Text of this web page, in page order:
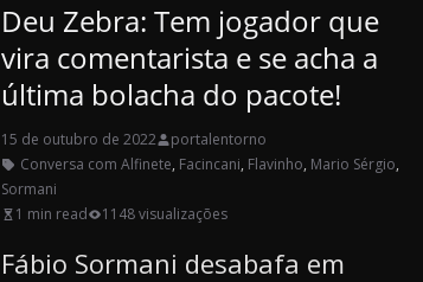
Deu Zebra: Tem jogador que
vira comentarista e se acha a
última bolacha do pacote!
15 de outubro de 2022
portalentorno
Conversa com Alfinete, Facincani, Flavinho, Mario Sérgio,
Sormani
1 min read
1148 visualizações
Fábio Sormani desabafa em